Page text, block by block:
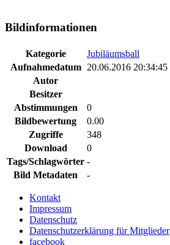
Bildinformationen
Kategorie
Jubiläumsball
Aufnahmedatum
20.06.2016 20:34:45
Autor
Besitzer
Abstimmungen
0
Bildbewertung
0.00
Zugriffe
348
Download
0
Tags/Schlagwörter -
Bild Metadaten
-
Kontakt
Impressum
Datenschutz
Datenschutzerklärung für Mitglieder
facebook